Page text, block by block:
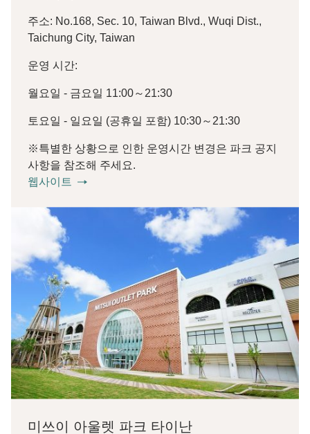
주소: No.168, Sec. 10, Taiwan Blvd., Wuqi Dist.,
Taichung City, Taiwan
운영 시간:
월요일 - 금요일 11:00～21:30
토요일 - 일요일 (공휴일 포함) 10:30～21:30
※특별한 상황으로 인한 운영시간 변경은 파크 공지
사항을 참조해 주세요.
웹사이트
미쓰이 아울렛 파크 타이난